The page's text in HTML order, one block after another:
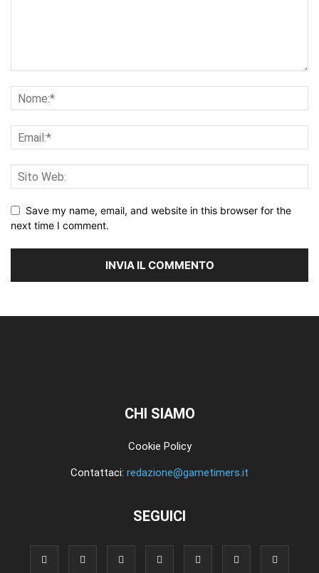
Save my name, email, and website in this browser for the
next time I comment.
CHI SIAMO
Cookie Policy
Contattaci: redazione@gametimers.it
SEGUICI